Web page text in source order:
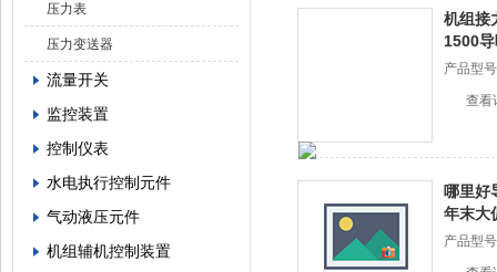
压力表
压力变送器
流量开关
监控装置
控制仪表
水电执行控制元件
气动液压元件
机组辅机控制装置
机组接
1500
产品型
查看
哪里好
年末大
产品型